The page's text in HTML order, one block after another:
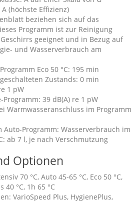
(höchste Effizienz)
beziehen sich auf das
Programm ist zur Reinigung
geeignet und in Bezug auf
und Wasserverbrauch am
Eco 50 °C: 195 min
Zustands: 0 min
1 pW
39 dB(A) re 1 pW
Warmwasseranschluss im Programm
Auto-Programm: Wasserverbrauch im
ab 7 l, je nach Verschmutzung
Optionen
70 °C, Auto 45-65 °C, Eco 50 °C,
40 °C, 1h 65 °C
VarioSpeed Plus, HygienePlus,